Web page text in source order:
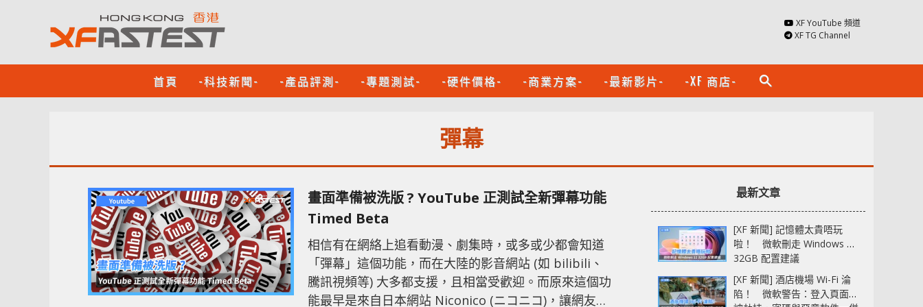
XF YouTube 頻道
XF TG Channel
首頁 -科技新聞- -產品評測- -專題測試- -硬件價格- -商業方案- -最新影片- -XF 商店- search
彈幕
畫面準備被洗版 ? YouTube 正測試全新彈幕功能
Timed Beta
相信有在網絡上追看動漫、劇集時，或多或少都會知道
「彈幕」這個功能，而在大陸的影音網站 (如 bilibili、
騰訊視頻等) 大多都支援，且相當受歡迎。而原來這個功
能最早是來自日本網站 Niconico (ニコニコ)，讓網友間
最新文章
[XF 新聞] 記憶體太貴唔玩
啦！ 微軟刪走 Windows 11
32GB 配置建議
[XF 新聞] 酒店機場 Wi-Fi 淪
陷！ 微軟警告：登入頁面可